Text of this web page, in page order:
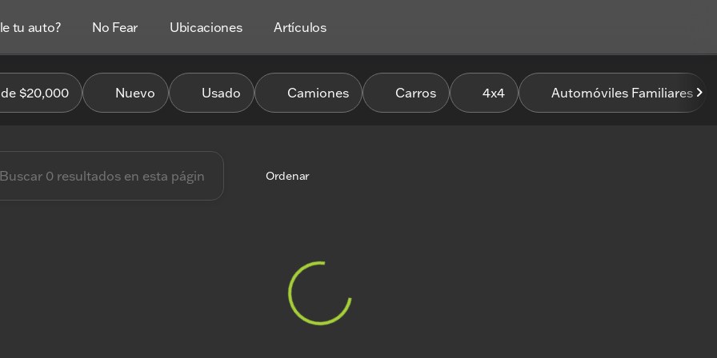
tu auto? No Fear Ubicaciones Artículos
Coches
$20,000 Nuevo Usado Camiones Carros 4x4 Automóviles Familiares
Ordenar